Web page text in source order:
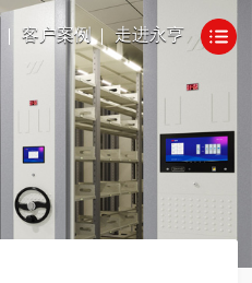
客户案例 走进永亨